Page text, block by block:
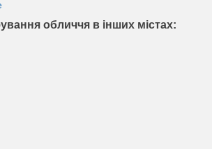
обличчя в інших містах: